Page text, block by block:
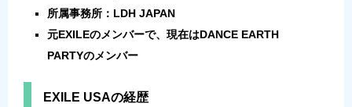
所属事務所：LDH JAPAN
元EXILEのメンバーで、現在はDANCE EARTH
PARTYのメンバー
EXILE USAの経歴